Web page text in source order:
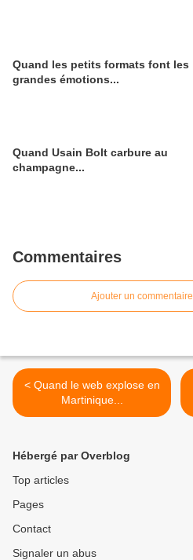
Quand les petits formats font les
grandes émotions...
Quand Usain Bolt carbure au
champagne...
Commentaires
Ajouter un commentaire
< Quand le web explose en
Martinique...
Hébergé par Overblog
Top articles
Pages
Contact
Signaler un abus